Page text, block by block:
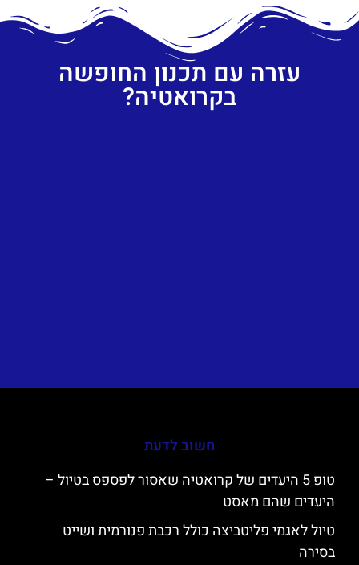
עזרה עם תכנון החופשה
בקרואטיה?
חשוב לדעת
טופ 5 היעדים של קרואטיה שאסור לפספס בטיול –
היעדים שהם מאסט
טיול לאגמי פליטביצה כולל רכבת פנורמית ושייט
בסירה